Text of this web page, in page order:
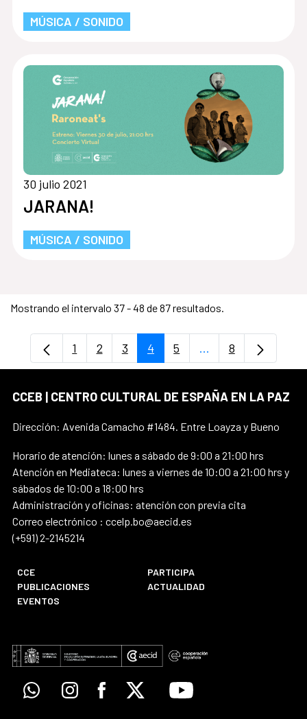
MÚSICA / SONIDO
30 julio 2021
JARANA!
MÚSICA / SONIDO
Mostrando el intervalo 37 - 48 de 87 resultados.
Página
1 Página
2 Página
3 Página
4 Página
5 ...PáginasPágina
8
CCEB | CENTRO CULTURAL DE ESPAÑA EN LA PAZ
Dirección: Avenida Camacho #1484. Entre Loayza y Bueno
Horario de atención: lunes a sábado de 9:00 a 21:00 hrs
Atención en Mediateca: lunes a viernes de 10:00 a 21:00 hrs y
sábados de 10:00 a 18:00 hrs
Administración y oficinas: atención con previa cita
Correo electrónico : ccelp.bo@aecid.es
(+591) 2-2145214
CCE
PARTICIPA
PUBLICACIONES
ACTUALIDAD
EVENTOS
WhatsappInstagramFacebook
X Youtube